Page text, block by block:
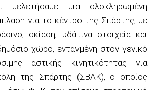
μελετήσαμε μια ολοκληρωμένη
για το κέντρο της Σπάρτης, με
σκίαση, υδάτινα στοιχεία και
χώρο, ενταγμένη στον γενικό
αστικής κινητικότητας για
της Σπάρτης (ΣΒΑΚ), ο οποίος